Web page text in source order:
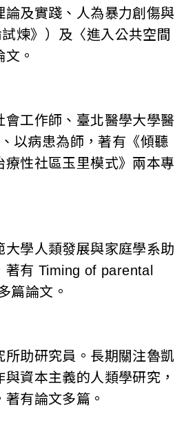
及實踐、人為暴力創傷與
煉》）及〈進入公共空間
。
工作師、臺北醫學大學醫
以病患為師，著有《傾聽
性社區玉里模式》兩本專
學人類發展與家庭學系助
有 Timing of parental
篇論文。
助研究員。長期關注魯凱
資本主義的人類學研究，
有論文多篇。